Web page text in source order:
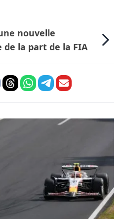
nouvelle
la part de la FIA